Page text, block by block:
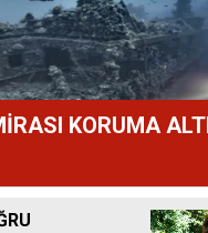
KORUMA